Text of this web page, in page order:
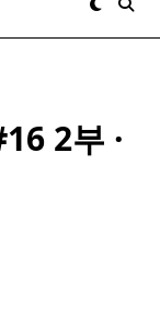
2부 ·